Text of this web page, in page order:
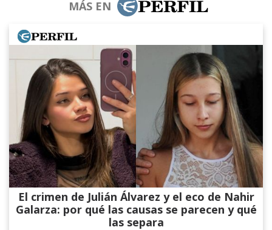
MÁS EN
El crimen de Julián Álvarez y el eco de Nahir
Galarza: por qué las causas se parecen y qué
las separa